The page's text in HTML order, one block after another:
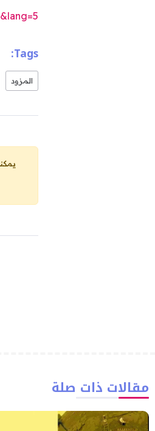
Tags:
المزود
يمكنكم
مقالات ذات صلة